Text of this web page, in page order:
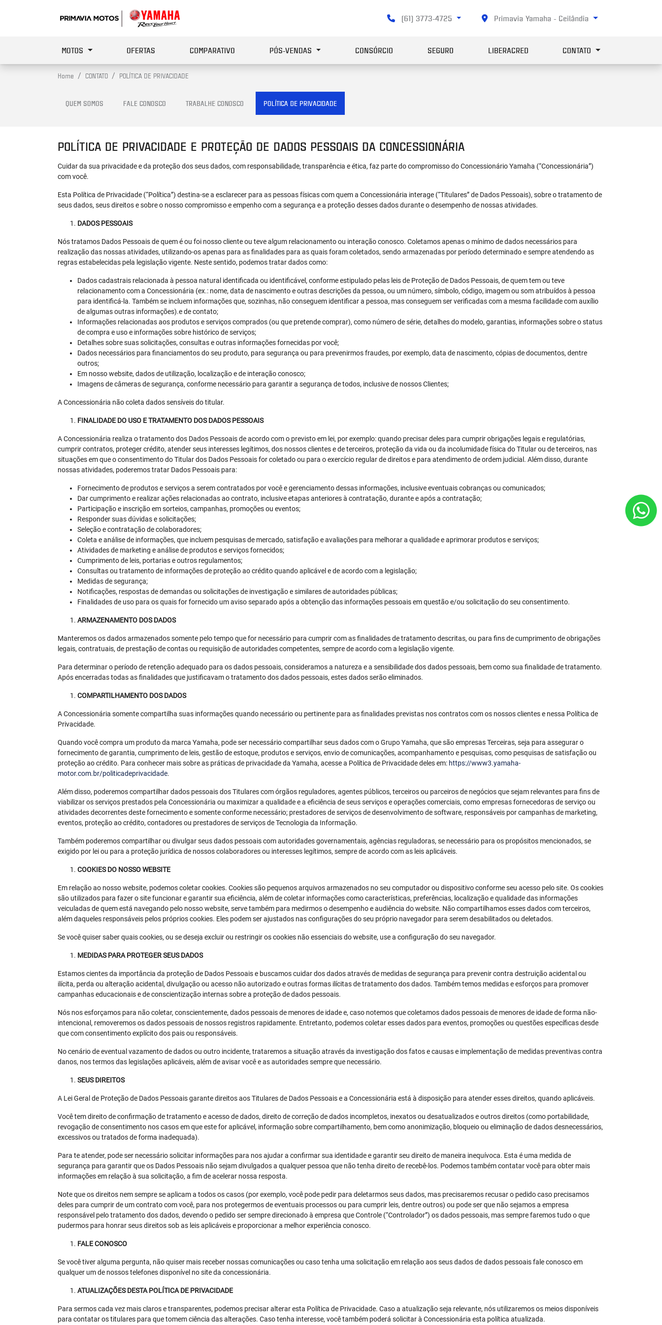
(61) 3773-4725 Primavia Yamaha - Ceilândia
MOTOS OFERTAS COMPARATIVO PÓS-VENDAS CONSÓRCIO SEGURO LIBERACRED CONTATO
Home CONTATO POLÍTICA DE PRIVACIDADE
QUEM SOMOS FALE CONOSCO TRABALHE CONOSCO POLÍTICA DE PRIVACIDADE
POLÍTICA DE PRIVACIDADE E PROTEÇÃO DE DADOS PESSOAIS DA CONCESSIONÁRIA
Cuidar da sua privacidade e da proteção dos seus dados, com responsabilidade, transparência e ética, faz parte do compromisso do Concessionário Yamaha (“Concessionária”)
com você.
Esta Política de Privacidade (“Política”) destina-se a esclarecer para as pessoas físicas com quem a Concessionária interage (“Titulares” de Dados Pessoais), sobre o tratamento de
seus dados, seus direitos e sobre o nosso compromisso e empenho com a segurança e a proteção desses dados durante o desempenho de nossas atividades.
DADOS PESSOAIS
Nós tratamos Dados Pessoais de quem é ou foi nosso cliente ou teve algum relacionamento ou interação conosco. Coletamos apenas o mínimo de dados necessários para
realização das nossas atividades, utilizando-os apenas para as finalidades para as quais foram coletados, sendo armazenadas por período determinado e sempre atendendo as
regras estabelecidas pela legislação vigente. Neste sentido, podemos tratar dados como:
Dados cadastrais relacionada à pessoa natural identificada ou identificável, conforme estipulado pelas leis de Proteção de Dados Pessoais, de quem tem ou teve
relacionamento com a Concessionária (ex.: nome, data de nascimento e outras descrições da pessoa, ou um número, símbolo, código, imagem ou som atribuídos à pessoa
para identificá-la. Também se incluem informações que, sozinhas, não conseguem identificar a pessoa, mas conseguem ser verificadas com a mesma facilidade com auxílio
de algumas outras informações).e de contato;
Informações relacionadas aos produtos e serviços comprados (ou que pretende comprar), como número de série, detalhes do modelo, garantias, informações sobre o status
de compra e uso e informações sobre histórico de serviços;
Detalhes sobre suas solicitações, consultas e outras informações fornecidas por você;
Dados necessários para financiamentos do seu produto, para segurança ou para prevenirmos fraudes, por exemplo, data de nascimento, cópias de documentos, dentre
outros;
Em nosso website, dados de utilização, localização e de interação conosco;
Imagens de câmeras de segurança, conforme necessário para garantir a segurança de todos, inclusive de nossos Clientes;
A Concessionária não coleta dados sensíveis do titular.
FINALIDADE DO USO E TRATAMENTO DOS DADOS PESSOAIS
A Concessionária realiza o tratamento dos Dados Pessoais de acordo com o previsto em lei, por exemplo: quando precisar deles para cumprir obrigações legais e regulatórias,
cumprir contratos, proteger crédito, atender seus interesses legítimos, dos nossos clientes e de terceiros, proteção da vida ou da incolumidade física do Titular ou de terceiros, nas
situações em que o consentimento do Titular dos Dados Pessoais for coletado ou para o exercício regular de direitos e para atendimento de ordem judicial. Além disso, durante
nossas atividades, poderemos tratar Dados Pessoais para:
Fornecimento de produtos e serviços a serem contratados por você e gerenciamento dessas informações, inclusive eventuais cobranças ou comunicados;
Dar cumprimento e realizar ações relacionadas ao contrato, inclusive etapas anteriores à contratação, durante e após a contratação;
Participação e inscrição em sorteios, campanhas, promoções ou eventos;
Responder suas dúvidas e solicitações;
Seleção e contratação de colaboradores;
Coleta e análise de informações, que incluem pesquisas de mercado, satisfação e avaliações para melhorar a qualidade e aprimorar produtos e serviços;
Atividades de marketing e análise de produtos e serviços fornecidos;
Cumprimento de leis, portarias e outros regulamentos;
Consultas ou tratamento de informações de proteção ao crédito quando aplicável e de acordo com a legislação;
Medidas de segurança;
Notificações, respostas de demandas ou solicitações de investigação e similares de autoridades públicas;
Finalidades de uso para os quais for fornecido um aviso separado após a obtenção das informações pessoais em questão e/ou solicitação do seu consentimento.
ARMAZENAMENTO DOS DADOS
Manteremos os dados armazenados somente pelo tempo que for necessário para cumprir com as finalidades de tratamento descritas, ou para fins de cumprimento de obrigações
legais, contratuais, de prestação de contas ou requisição de autoridades competentes, sempre de acordo com a legislação vigente.
Para determinar o período de retenção adequado para os dados pessoais, consideramos a natureza e a sensibilidade dos dados pessoais, bem como sua finalidade de tratamento.
Após encerradas todas as finalidades que justificavam o tratamento dos dados pessoais, estes dados serão eliminados.
COMPARTILHAMENTO DOS DADOS
A Concessionária somente compartilha suas informações quando necessário ou pertinente para as finalidades previstas nos contratos com os nossos clientes e nessa Política de
Privacidade.
Quando você compra um produto da marca Yamaha, pode ser necessário compartilhar seus dados com o Grupo Yamaha, que são empresas Terceiras, seja para assegurar o
fornecimento de garantia, cumprimento de leis, gestão de estoque, produtos e serviços, envio de comunicações, acompanhamento e pesquisas, como pesquisas de satisfação ou
proteção ao crédito. Para conhecer mais sobre as práticas de privacidade da Yamaha, acesse a Política de Privacidade deles em: https://www3.yamaha-
motor.com.br/politicadeprivacidade.
Além disso, poderemos compartilhar dados pessoais dos Titulares com órgãos reguladores, agentes públicos, terceiros ou parceiros de negócios que sejam relevantes para fins de
viabilizar os serviços prestados pela Concessionária ou maximizar a qualidade e a eficiência de seus serviços e operações comerciais, como empresas fornecedoras de serviço ou
atividades decorrentes deste fornecimento e somente conforme necessário; prestadores de serviços de desenvolvimento de software, responsáveis por campanhas de marketing,
eventos, proteção ao crédito, contadores ou prestadores de serviços de Tecnologia da Informação.
Também poderemos compartilhar ou divulgar seus dados pessoais com autoridades governamentais, agências reguladoras, se necessário para os propósitos mencionados, se
exigido por lei ou para a proteção jurídica de nossos colaboradores ou interesses legítimos, sempre de acordo com as leis aplicáveis.
COOKIES DO NOSSO WEBSITE
Em relação ao nosso website, podemos coletar cookies. Cookies são pequenos arquivos armazenados no seu computador ou dispositivo conforme seu acesso pelo site. Os cookies
são utilizados para fazer o site funcionar e garantir sua eficiência, além de coletar informações como características, preferências, localização e qualidade das informações
veiculadas de quem está navegando pelo nosso website, serve também para medirmos o desempenho e audiência do website. Não compartilhamos esses dados com terceiros,
além daqueles responsáveis pelos próprios cookies. Eles podem ser ajustados nas configurações do seu próprio navegador para serem desabilitados ou deletados.
Se você quiser saber quais cookies, ou se deseja excluir ou restringir os cookies não essenciais do website, use a configuração do seu navegador.
MEDIDAS PARA PROTEGER SEUS DADOS
Estamos cientes da importância da proteção de Dados Pessoais e buscamos cuidar dos dados através de medidas de segurança para prevenir contra destruição acidental ou
ilícita, perda ou alteração acidental, divulgação ou acesso não autorizado e outras formas ilícitas de tratamento dos dados. Também temos medidas e esforços para promover
campanhas educacionais e de conscientização internas sobre a proteção de dados pessoais.
Nós nos esforçamos para não coletar, conscientemente, dados pessoais de menores de idade e, caso notemos que coletamos dados pessoais de menores de idade de forma não-
intencional, removeremos os dados pessoais de nossos registros rapidamente. Entretanto, podemos coletar esses dados para eventos, promoções ou questões específicas desde
que com consentimento explícito dos pais ou responsáveis.
No cenário de eventual vazamento de dados ou outro incidente, trataremos a situação através da investigação dos fatos e causas e implementação de medidas preventivas contra
danos, nos termos das legislações aplicáveis, além de avisar você e as autoridades sempre que necessário.
SEUS DIREITOS
A Lei Geral de Proteção de Dados Pessoais garante direitos aos Titulares de Dados Pessoais e a Concessionária está à disposição para atender esses direitos, quando aplicáveis.
Você tem direito de confirmação de tratamento e acesso de dados, direito de correção de dados incompletos, inexatos ou desatualizados e outros direitos (como portabilidade,
revogação de consentimento nos casos em que este for aplicável, informação sobre compartilhamento, bem como anonimização, bloqueio ou eliminação de dados desnecessários,
excessivos ou tratados de forma inadequada).
Para te atender, pode ser necessário solicitar informações para nos ajudar a confirmar sua identidade e garantir seu direito de maneira inequívoca. Esta é uma medida de
segurança para garantir que os Dados Pessoais não sejam divulgados a qualquer pessoa que não tenha direito de recebê-los. Podemos também contatar você para obter mais
informações em relação à sua solicitação, a fim de acelerar nossa resposta.
Note que os direitos nem sempre se aplicam a todos os casos (por exemplo, você pode pedir para deletarmos seus dados, mas precisaremos recusar o pedido caso precisamos
deles para cumprir de um contrato com você, para nos protegermos de eventuais processos ou para cumprir leis, dentre outros) ou pode ser que não sejamos a empresa
responsável pelo tratamento dos dados, devendo o pedido ser sempre direcionado à empresa que Controle (“Controlador”) os dados pessoais, mas sempre faremos tudo o que
pudermos para honrar seus direitos sob as leis aplicáveis e proporcionar a melhor experiência conosco.
FALE CONOSCO
Se você tiver alguma pergunta, não quiser mais receber nossas comunicações ou caso tenha uma solicitação em relação aos seus dados de dados pessoais fale conosco em
qualquer um de nossos telefones disponível no site da concessionária.
ATUALIZAÇÕES DESTA POLÍTICA DE PRIVACIDADE
Para sermos cada vez mais claros e transparentes, podemos precisar alterar esta Política de Privacidade. Caso a atualização seja relevante, nós utilizaremos os meios disponíveis
para contatar os titulares para que tomem ciência das alterações. Caso tenha interesse, você também poderá solicitar à Concessionária esta política atualizada.